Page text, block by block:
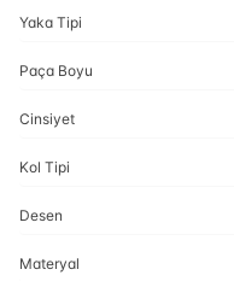
Yaka Tipi
Paça Boyu
Cinsiyet
Kol Tipi
Desen
Materyal